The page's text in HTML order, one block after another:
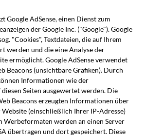
Google AdSense, einen Dienst zum
der Google Inc. ("Google"). Google
"Cookies", Textdateien, die auf Ihrem
werden und die eine Analyse der
ermöglicht. Google AdSense verwendet
Beacons (unsichtbare Grafiken). Durch
Informationen wie der
Seiten ausgewertet werden. Die
Beacons erzeugten Informationen über
Website (einschließlich Ihrer IP-Adresse)
Werbeformaten werden an einen Server
übertragen und dort gespeichert. Diese